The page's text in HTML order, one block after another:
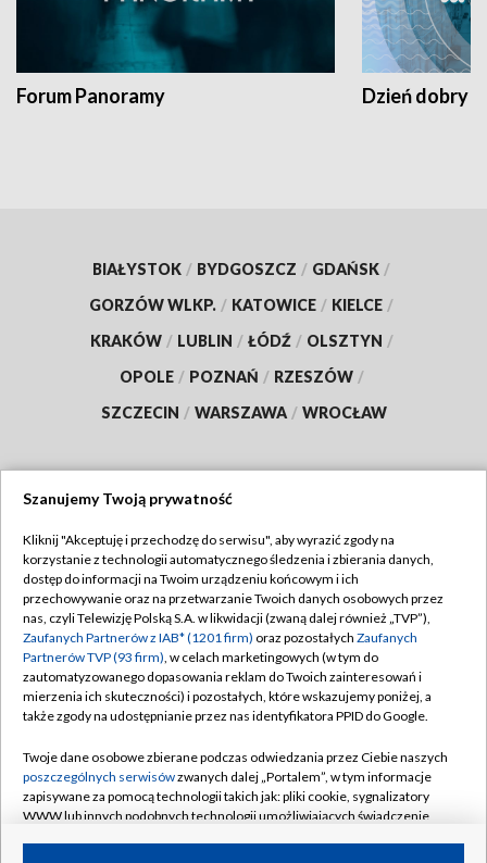
Forum Panoramy Dzień dobry
BIAŁYSTOK / BYDGOSZCZ / GDAŃSK /
GORZÓW WLKP. / KATOWICE / KIELCE /
KRAKÓW / LUBLIN / ŁÓDŹ / OLSZTYN /
OPOLE / POZNAŃ / RZESZÓW /
SZCZECIN / WARSZAWA / WROCŁAW
TVP
Abonament TVP
Emisja w TVP
Centrum informacji TVP
Naziemna Telewizja Cyfrowa
Rada Programowa
System NOS
Informacje o nadawcy
Regulamin TVP
Polityka prywatności
Moje zgody
Pomoc
Kontakt
Kanały
Szanujemy Twoją prywatność
Kliknij "Akceptuję i przechodzę do serwisu", aby wyrazić zgody na
korzystanie z technologii automatycznego śledzenia i zbierania danych,
dostęp do informacji na Twoim urządzeniu końcowym i ich
przechowywanie oraz na przetwarzanie Twoich danych osobowych przez
nas, czyli Telewizję Polską S.A. w likwidacji (zwaną dalej również „TVP”),
Zaufanych Partnerów z IAB* (1201 firm) oraz pozostałych Zaufanych
Partnerów TVP (93 firm), w celach marketingowych (w tym do
zautomatyzowanego dopasowania reklam do Twoich zainteresowań i
mierzenia ich skuteczności) i pozostałych, które wskazujemy poniżej, a
także zgody na udostępnianie przez nas identyfikatora PPID do Google.
Twoje dane osobowe zbierane podczas odwiedzania przez Ciebie naszych
poszczególnych serwisówzwanych dalej „Portalem”, w tym informacje
zapisywane za pomocą technologii takich jak: pliki cookie, sygnalizatory
WWW lub innych podobnych technologii umożliwiających świadczenie